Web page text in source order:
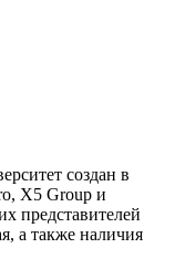
создан в
X5 Group и
представителей
а также наличия